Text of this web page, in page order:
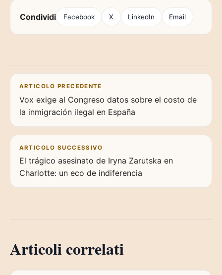
Condividi Facebook X LinkedIn Email
Navigazione articoli
ARTICOLO PRECEDENTE
Vox exige al Congreso datos sobre el costo de
la inmigración ilegal en España
ARTICOLO SUCCESSIVO
El trágico asesinato de Iryna Zarutska en
Charlotte: un eco de indiferencia
Articoli correlati